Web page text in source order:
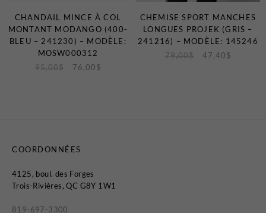
CHANDAIL MINCE À COL
MONTANT MODANGO (400-
BLEU – 241230) – MODÈLE:
MOSW000312
95,00$ 76,00 $
CHEMISE SPORT MANCHES
LONGUES PROJEK (GRIS –
241216) – MODÈLE: 145246
79,00$ 47,40 $
COORDONNÉES
4125, boul. des Forges
Trois-Rivières, QC G8Y 1W1
819-697-3300